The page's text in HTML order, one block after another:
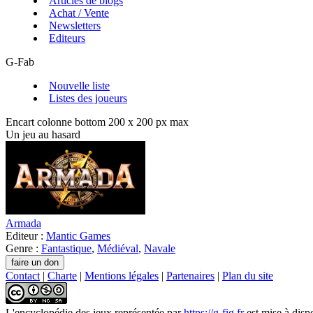
Achat / Vente
Newsletters
Editeurs
G-Fab
Nouvelle liste
Listes des joueurs
Encart colonne bottom 200 x 200 px max
Un jeu au hasard
Armada
Editeur : Mantic Games
Genre : Fantastique, Médiéval, Navale
Contact | Charte | Mentions légales | Partenaires | Plan du site